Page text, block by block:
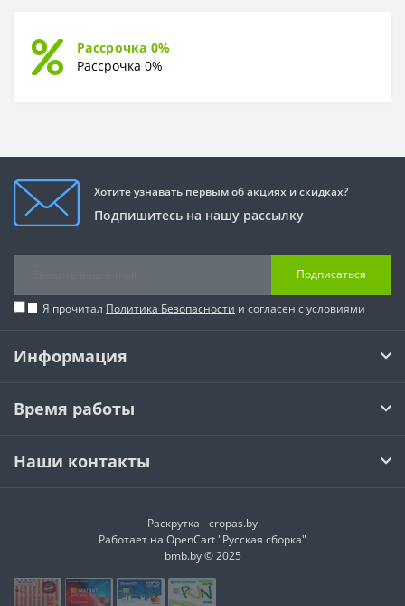
Рассрочка 0%
Рассрочка 0%
Хотите узнавать первым об акциях и скидках?
Подпишитесь на нашу рассылку
Подписаться
Я прочитал Политика Безопасности и согласен с условиями
Информация
Время работы
Наши контакты
Раскрутка -cropas.by
Работает на OpenCart "Русская сборка"
bmb.by © 2025